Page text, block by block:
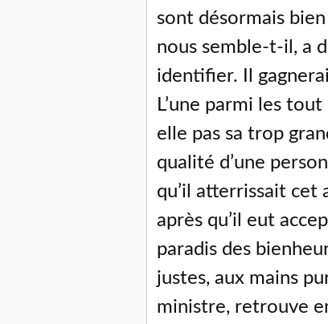
sont désormais
nous semble-t-il, a
identifier. Il
L’une parmi les
elle pas sa trop
qualité d’une
qu’il atterrissait cet
après qu’il eut
paradis des
justes, aux mains
ministre, retrouve